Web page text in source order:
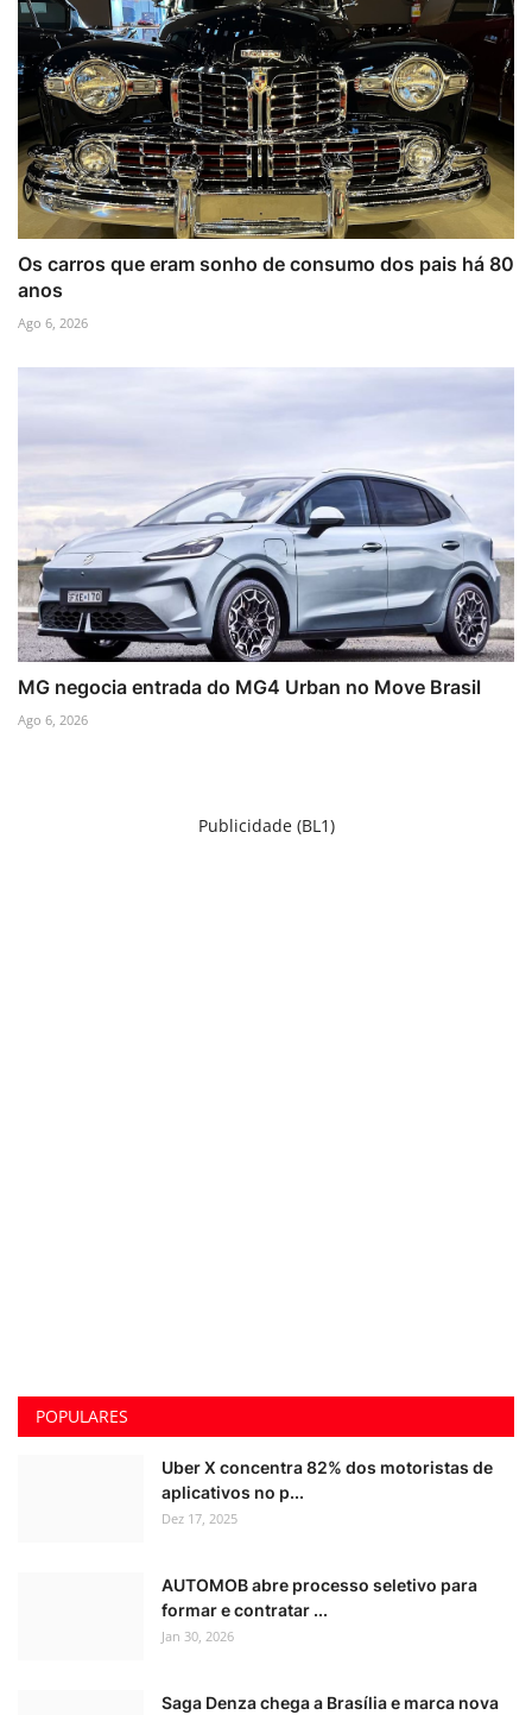
Os carros que eram sonho de consumo dos pais há 80
anos
Ago 6, 2026
MG negocia entrada do MG4 Urban no Move Brasil
Ago 6, 2026
Publicidade (BL1)
POPULARES
Uber X concentra 82% dos motoristas de
aplicativos no p...
Dez 17, 2025
AUTOMOB abre processo seletivo para
formar e contratar ...
Jan 30, 2026
Saga Denza chega a Brasília e marca nova